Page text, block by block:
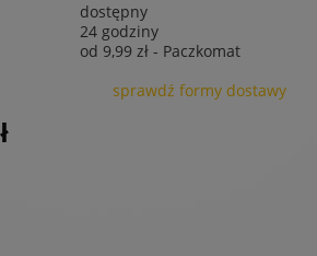
dostępny
24 godziny
od 9,99 zł - Paczkomat
kosztów płatności
sprawdź formy dostawy